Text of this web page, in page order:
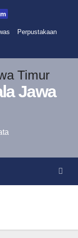
Perpustakaan
Jawa